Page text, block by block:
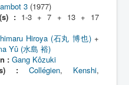
3(1977)
: 1-3 + 7 + 13 + 17
Hiroya (石丸 博也) +
Yû (水島 裕)
: Gang Kôzuki
:
Collégien, Kenshi,